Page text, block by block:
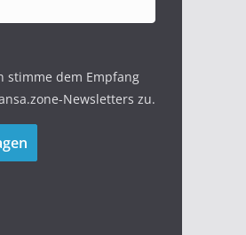
stimme dem Empfang
Newsletters zu.